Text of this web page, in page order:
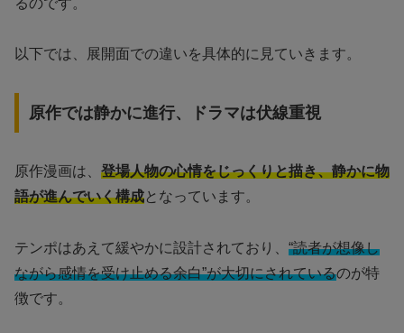
以下では、展開面での違いを具体的に見ていきます。
原作では静かに進行、ドラマは伏線重視
原作漫画は、 登場人物の心情をじっくりと描き、静かに物
語が進んでいく構成となっています。
テンポはあえて緩やかに設計されており、 “読者が想像し
ながら感情を受け止める余白”が大切にされているのが特
徴です。